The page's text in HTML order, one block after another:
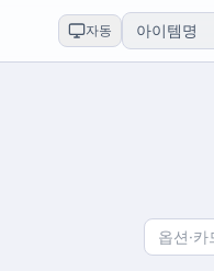
자동